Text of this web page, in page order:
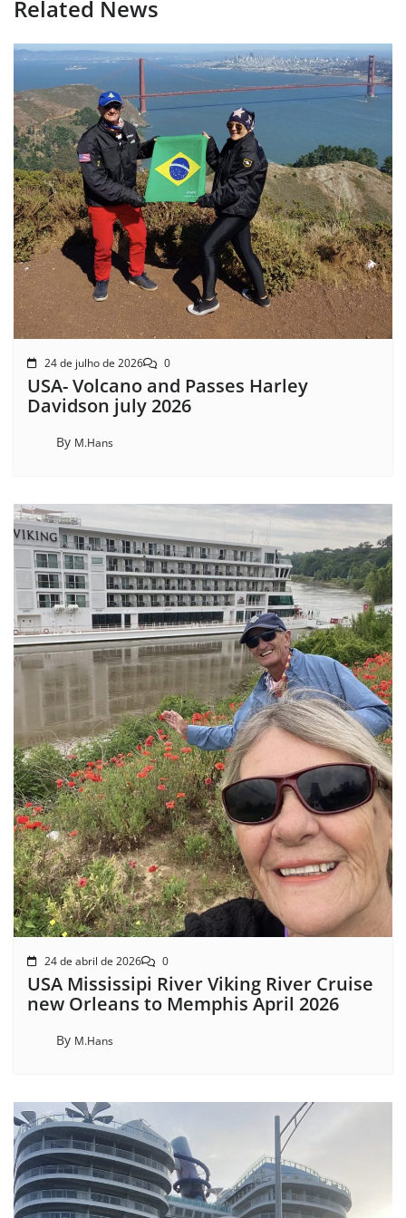
Related News
24 de julho de 2026 0
USA- Volcano and Passes Harley
Davidson july 2026
By M.Hans
24 de abril de 2026 0
USA Mississipi River Viking River Cruise
new Orleans to Memphis April 2026
By M.Hans